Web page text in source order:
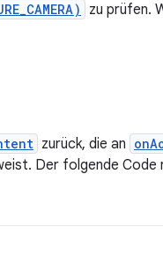
zu prüfen.
zurück, die an
Der folgende Code